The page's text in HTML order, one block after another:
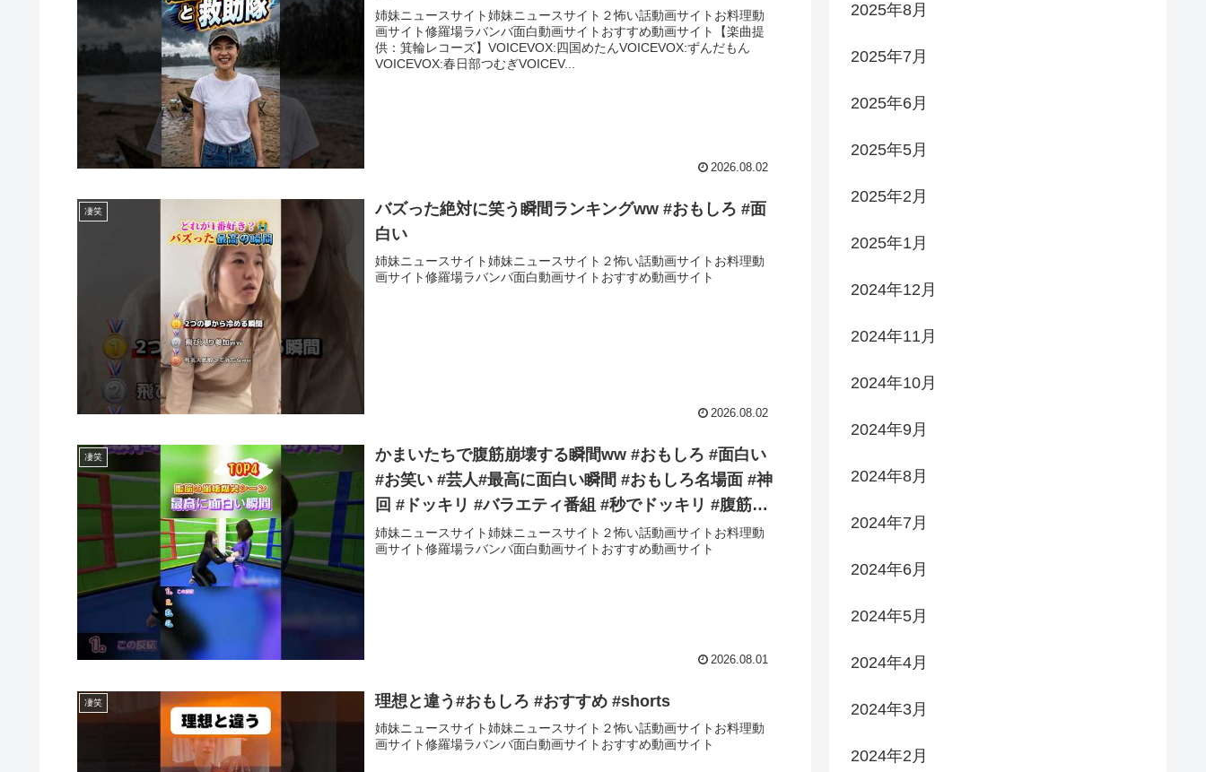
姉妹ニュースサイト姉妹ニュースサイト２怖い話動画サイトお料理動
画サイト修羅場ラバンバ面白動画サイトおすすめ動画サイト【楽曲提
供：箕輪レコーズ】VOICEVOX:四国めたんVOICEVOX:ずんだもん
VOICEVOX:春日部つむぎVOICEV...
2026.08.02
凄笑
バズった絶対に笑う瞬間ランキングww #おもしろ #面
白い
姉妹ニュースサイト姉妹ニュースサイト２怖い話動画サイトお料理動
画サイト修羅場ラバンバ面白動画サイトおすすめ動画サイト
2026.08.02
凄笑
かまいたちで腹筋崩壊する瞬間ww #おもしろ #面白い
#お笑い #芸人#最高に面白い瞬間 #おもしろ名場面 #神
回 #ドッキリ #バラエティ番組 #秒でドッキリ #腹筋崩
壊 #ハプニング
姉妹ニュースサイト姉妹ニュースサイト２怖い話動画サイトお料理動
画サイト修羅場ラバンバ面白動画サイトおすすめ動画サイト
2026.08.01
凄笑 理想と違う#おもしろ #おすすめ #shorts
姉妹ニュースサイト姉妹ニュースサイト２怖い話動画サイトお料理動
画サイト修羅場ラバンバ面白動画サイトおすすめ動画サイト
2025年8月
2025年7月
2025年6月
2025年5月
2025年2月
2025年1月
2024年12月
2024年11月
2024年10月
2024年9月
2024年8月
2024年7月
2024年6月
2024年5月
2024年4月
2024年3月
2024年2月